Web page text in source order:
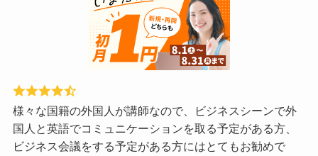
様々な国籍の外国人が講師なので、ビジネスシーンで外
国人と英語でコミュニケーションを取る予定がある方、
ビジネス会議をする予定がある方にはとてもお勧めで